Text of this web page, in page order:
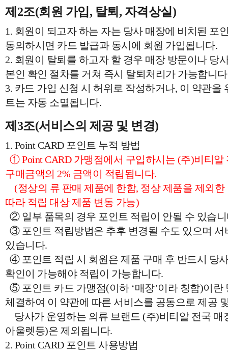
제2조(회원 가입, 탈퇴, 자격상실)
1. 회원이 되고자 하는 자는 당사 매장에 비치된 포
동의하시면 카드 발급과 동시에 회원 가입됩니다.
2. 회원이 탈퇴를 하고자 할 경우 매장 방문이나 당
본인 확인 절차를 거쳐 즉시 탈퇴처리가 가능합니
3. 카드 가입 신청 시 허위로 작성하거나, 이 약관
트는 자동 소멸됩니다.
제3조(서비스의 제공 및 변경)
1. Point CARD 포인트 누적 방법
① Point CARD 가맹점에서 구입하시는 (주)비티
구매금액의 2% 금액이 적립됩니다.
(정상의 류 판매 제품에 한함, 정상 제품을 제외
따라 적립 대상 제품 변동 가능)
② 일부 품목의 경우 포인트 적립이 안될 수 있습
③ 포인트 적립방법은 추후 변경될 수도 있으며
있습니다.
④ 포인트 적립 시 회원은 제품 구매 후 반드시 당
확인이 가능해야 적립이 가능합니다.
⑤ 포인트 카드 가맹점(이하 ‘매장’이라 칭함)이
체결하여 이 약관에 따른 서비스를 공동으로 제공
당사가 운영하는 의류 브랜드 (주)비티알 전국 매
아울렛등)은 제외됩니다.
2. Point CARD 포인트 사용방법